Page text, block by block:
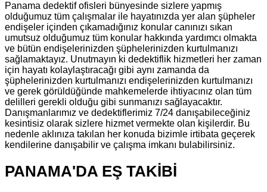
Panama dedektif ofisleri bünyesinde sizlere yapmış
olduğumuz tüm çalışmalar ile hayatınızda yer alan şüpheler
endişeler içinden çıkamadığınız konular canınızı sıkan
umutsuz olduğumuz tüm konular hakkında yardımcı olmakta
ve bütün endişelerinizden şüphelerinizden kurtulmanızı
sağlamaktayız. Unutmayın ki dedektiflik hizmetleri her zaman
için hayatı kolaylaştıracağı gibi aynı zamanda da
şüphelerinizden kurtulmanızı endişelerinizden kurtulmanızı
ve gerek görüldüğünde mahkemelerde ihtiyacınız olan tüm
delilleri gerekli olduğu gibi sunmanızı sağlayacaktır.
Danışmanlarımız ve dedektiflerimiz 7/24 danışabileceğiniz
kesintisiz olarak sizlere hizmet vermekte olan kişilerdir. Bu
nedenle aklınıza takılan her konuda bizimle irtibata geçerek
kendilerine danışabilir ve çalışma imkanı bulabilirsiniz.
PANAMA'DA EŞ TAKİBİ